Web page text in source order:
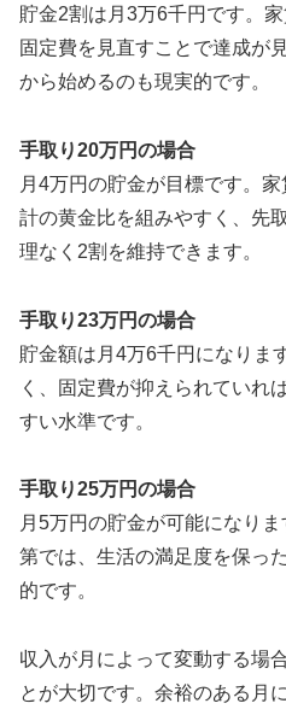
貯金2割は月3万6千円です。
固定費を見直すことで達成が
から始めるのも現実的です。
手取り20万円の場合
月4万円の貯金が目標です。
計の黄金比を組みやすく、先
理なく2割を維持できます。
手取り23万円の場合
貯金額は月4万6千円になりま
く、固定費が抑えられていれ
すい水準です。
手取り25万円の場合
月5万円の貯金が可能になり
第では、生活の満足度を保っ
的です。
収入が月によって変動する場
とが大切です。余裕のある月